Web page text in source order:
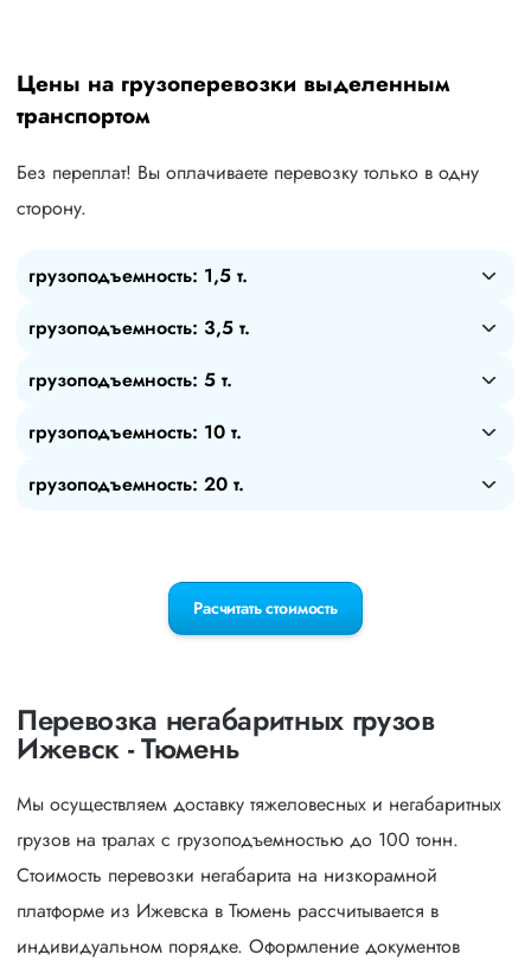
Цены на грузоперевозки выделенным
транспортом
Без переплат! Вы оплачиваете перевозку только в одну
сторону.
грузоподъемность: 1,5 т.
грузоподъемность: 3,5 т.
грузоподъемность: 5 т.
грузоподъемность: 10 т.
грузоподъемность: 20 т.
Расчитать стоимость
Перевозка негабаритных грузов
Ижевск - Тюмень
Мы осуществляем доставку тяжеловесных и негабаритных
грузов на тралах с грузоподъемностью до 100 тонн.
Стоимость перевозки негабарита на низкорамной
платформе из Ижевска в Тюмень рассчитывается в
индивидуальном порядке. Оформление документов